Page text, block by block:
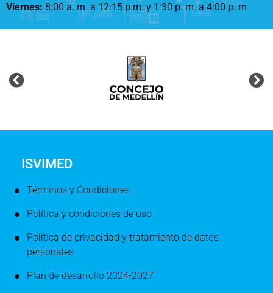
Viernes:8:00 a. m. a 12:15 p.m. y 1:30 p. m. a 4:00 p. m
ISVIMED
Términos y Condiciones
Política y condiciones de uso
Política de privacidad y tratamiento de datos
personales
Plan de desarrollo 2024-2027